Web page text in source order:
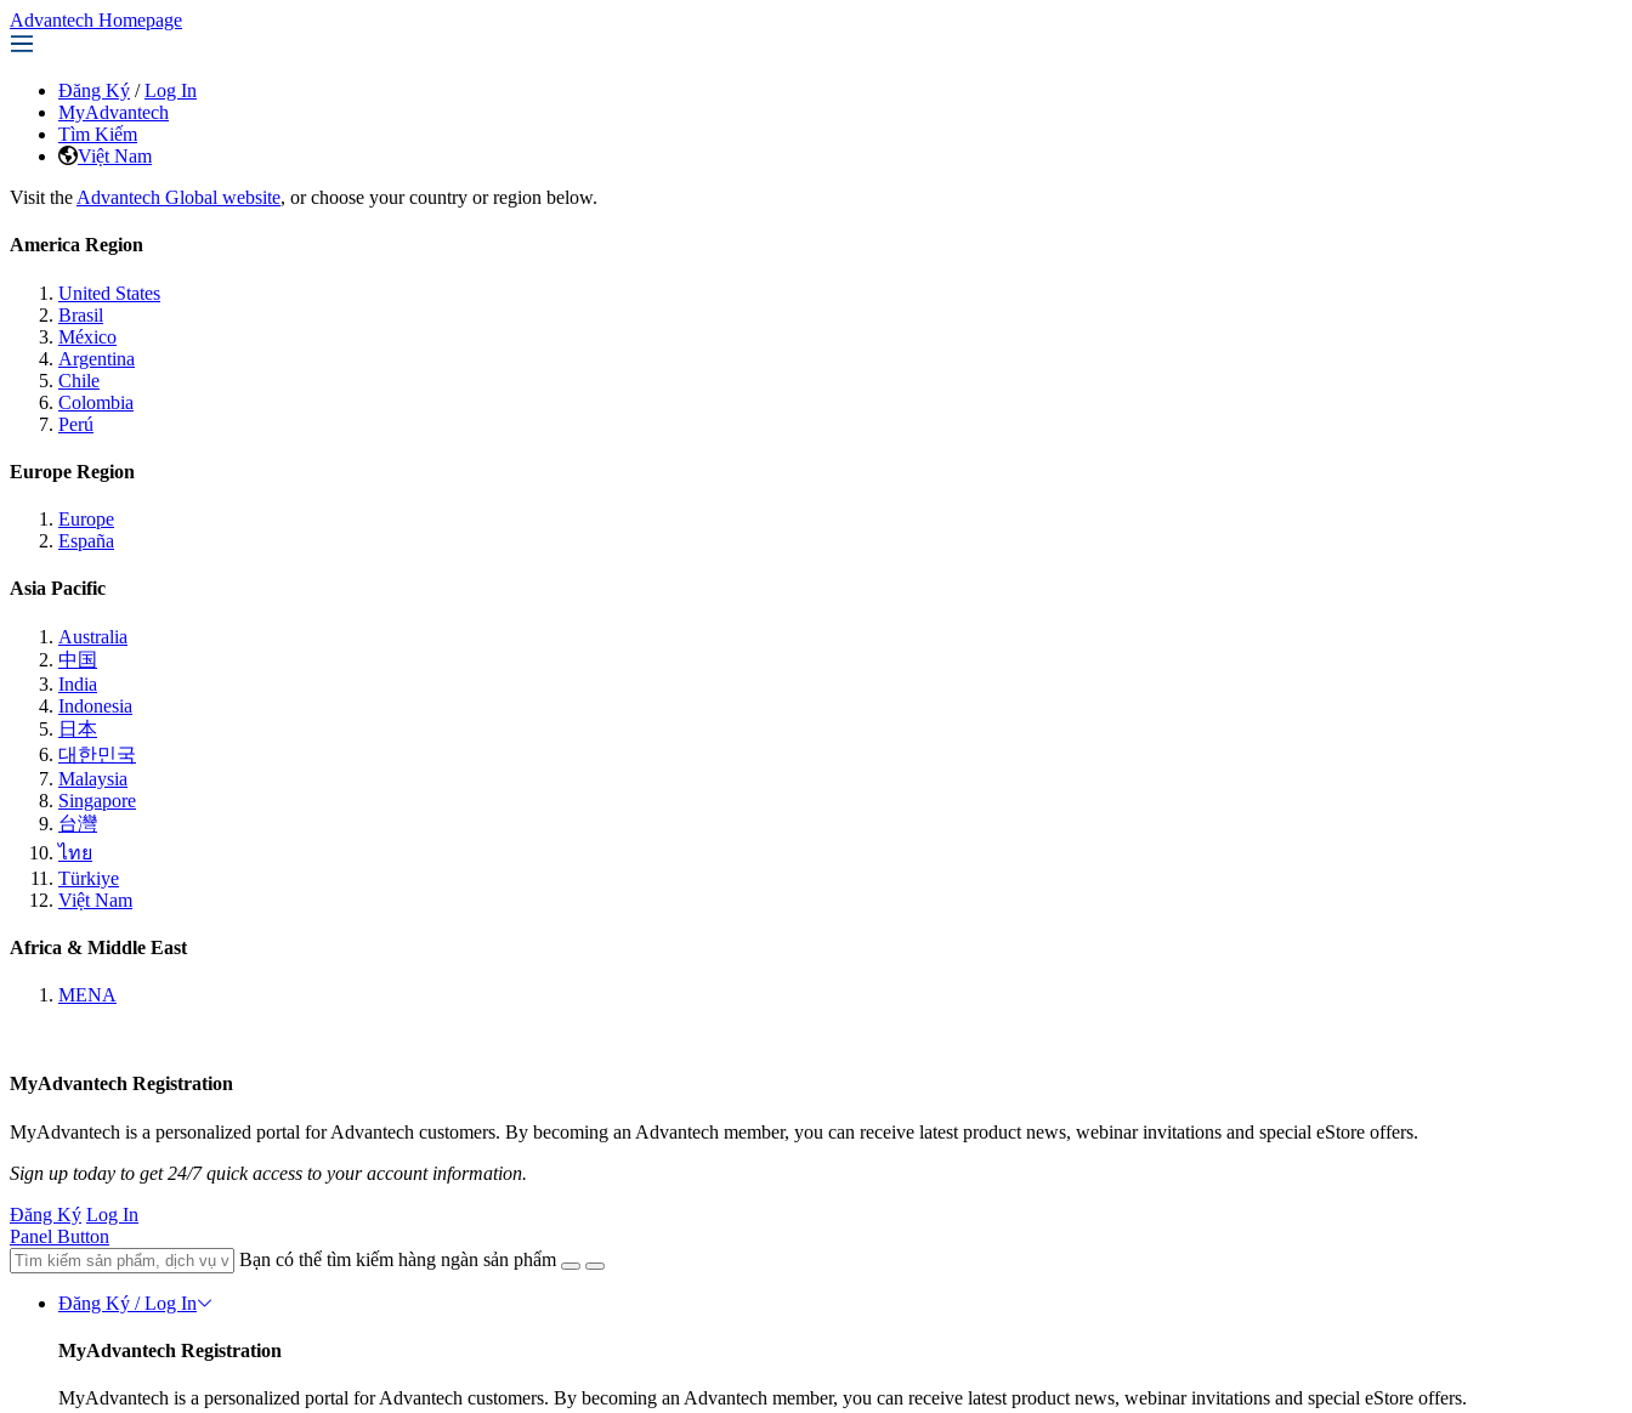
Advantech Homepage
Đăng Ký / Log In
MyAdvantech
Tìm Kiếm
Việt Nam
Visit the Advantech Global website, or choose your country or region below.
America Region
United States
Brasil
México
Argentina
Chile
Colombia
Perú
Europe Region
Europe
España
Asia Pacific
Australia
中国
India
Indonesia
日本
대한민국
Malaysia
Singapore
台灣
ไทย
Türkiye
Việt Nam
Africa & Middle East
MENA
MyAdvantech Registration
MyAdvantech is a personalized portal for Advantech customers. By becoming an Advantech member, you can receive latest product news, webinar invitations and special eStore offers.
Sign up today to get 24/7 quick access to your account information.
Đăng Ký Log In
Panel Button
Bạn có thể tìm kiếm hàng ngàn sản phẩm
Đăng Ký / Log In
MyAdvantech Registration
MyAdvantech is a personalized portal for Advantech customers. By becoming an Advantech member, you can receive latest product news, webinar invitations and special eStore offers.